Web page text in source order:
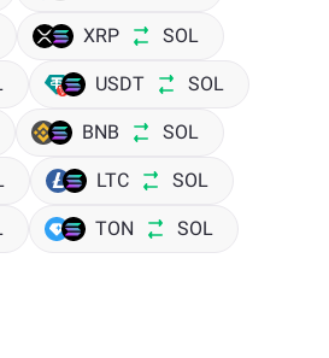
XRP SOL
USDT SOL
BNB SOL
LTC SOL
TON SOL